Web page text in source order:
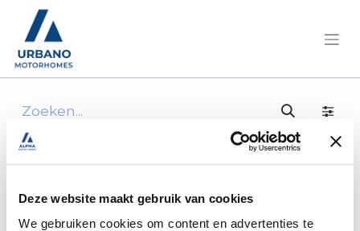
Deze website maakt gebruik van cookies
We gebruiken cookies om content en advertenties te